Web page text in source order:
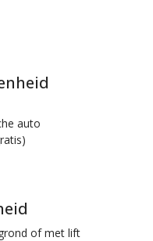
auto
of met lift